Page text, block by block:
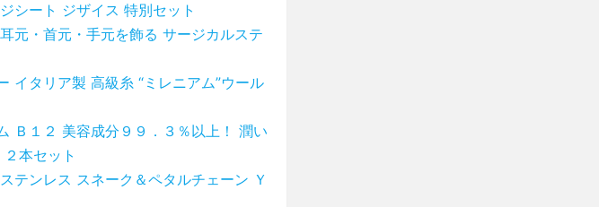
シート ジザイス 特別セット
元・首元・手元を飾る サージカルステ
タリア製 高級糸 “ミレニアム”ウール
Ｂ１２ 美容成分９９．３％以上！ 潤い
本セット
ンレス スネーク＆ペタルチェーン Ｙ